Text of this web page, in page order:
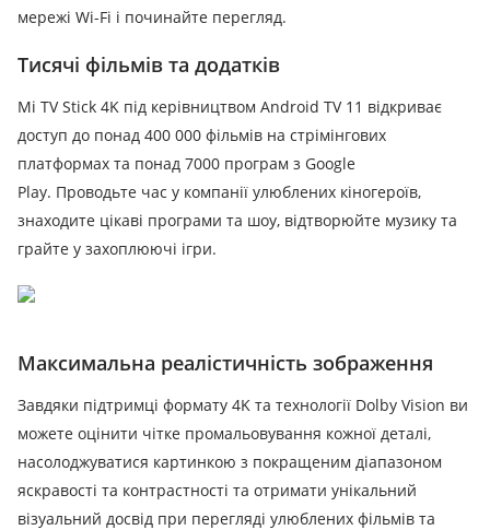
мережі Wi-Fi і починайте перегляд.
Тисячі фільмів та додатків
Mi TV Stick 4K під керівництвом Android TV 11 відкриває
доступ до понад 400 000 фільмів на стрімінгових
платформах та понад 7000 програм з Google
Play. Проводьте час у компанії улюблених кіногероїв,
знаходите цікаві програми та шоу, відтворюйте музику та
грайте у захоплюючі ігри.
Максимальна реалістичність зображення
Завдяки підтримці формату 4K та технології Dolby Vision ви
можете оцінити чітке промальовування кожної деталі,
насолоджуватися картинкою з покращеним діапазоном
яскравості та контрастності та отримати унікальний
візуальний досвід при перегляді улюблених фільмів та